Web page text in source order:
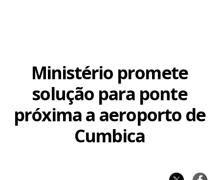
Ministério promete
solução para ponte
próxima a aeroporto de
Cumbica